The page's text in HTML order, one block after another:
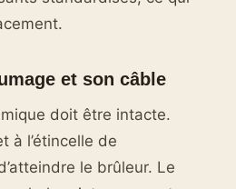
et son câble
doit être intacte.
à l’étincelle de
le brûleur. Le